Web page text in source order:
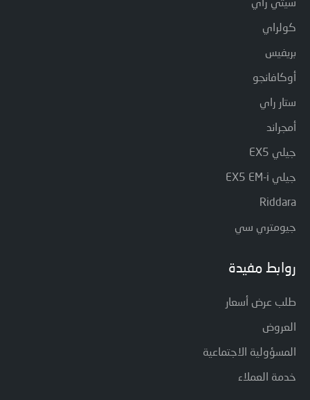
كولراي
بريفيس
أوكافانجو
ستار راي
أمجراند
جيلي EX5
جيلي EX5 EM-i
Riddara
جيومتري سي
روابط مفيدة
طلب عرض أسعار
العروض
المسؤولية الاجتماعية
خدمة العملاء